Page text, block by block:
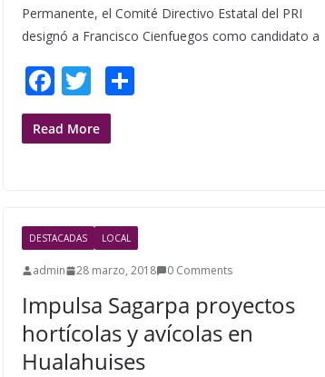
Permanente, el Comité Directivo Estatal del PRI
designó a Francisco Cienfuegos como candidato a
F
ac
e
o
k
T
w
itt
S
Read More
DESTACADAS LOCAL
admin 28 marzo, 2018 0 Comments
Impulsa Sagarpa proyectos
hortícolas y avícolas en
Hualahuises